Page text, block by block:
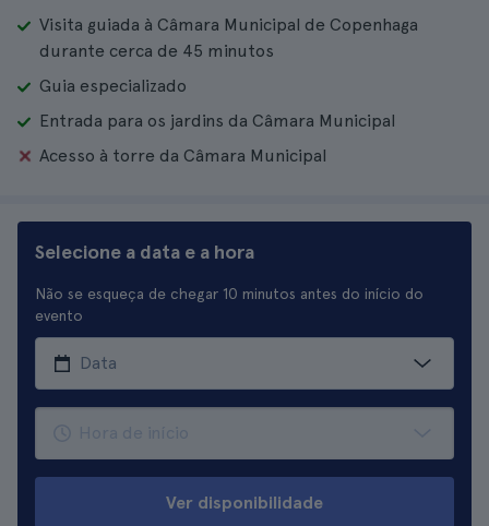
Visita guiada à Câmara Municipal de Copenhaga
durante cerca de 45 minutos
Guia especializado
Entrada para os jardins da Câmara Municipal
Acesso à torre da Câmara Municipal
Selecione a data e a hora
Não se esqueça de chegar 10 minutos antes do início do
evento
Ver disponibilidade